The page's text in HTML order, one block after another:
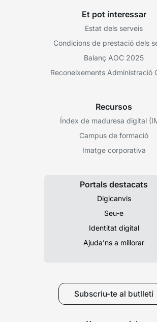
Et pot interessar
Estat dels serveis
Condicions de prestació dels
Balanç AOC 2025
Reconeixements Administració
Recursos
Índex de maduresa digital
Campus de formació
Imatge corporativa
Portals destacats
Digicanvis
Seu-e
Identitat digital
Ajuda’ns a millorar
Subscriu-te al butlletí